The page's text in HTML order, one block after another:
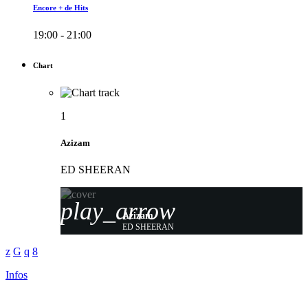
Encore + de Hits
19:00 - 21:00
Chart
1
Azizam
ED SHEERAN
play_arrow
Azizam
ED SHEERAN
Infos